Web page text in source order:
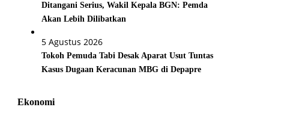
Ditangani Serius, Wakil Kepala BGN: Pemda
Akan Lebih Dilibatkan
5 Agustus 2026
Tokoh Pemuda Tabi Desak Aparat Usut Tuntas
Kasus Dugaan Keracunan MBG di Depapre
Ekonomi